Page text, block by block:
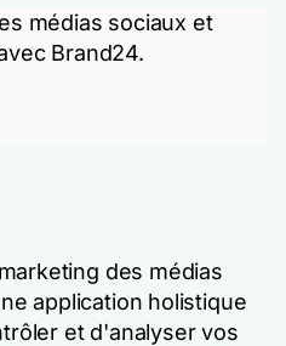
médias sociaux et
Brand24.
des médias
application holistique
et d'analyser vos